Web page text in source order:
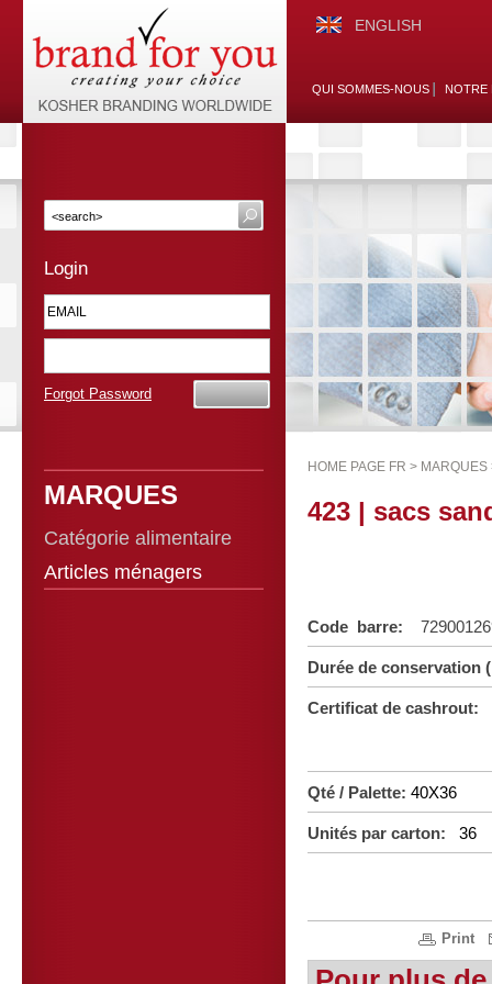
ENGLISH
QUI SOMMES-NOUS NOTRE
Login
Forgot Password
MARQUES
Catégorie alimentaire
Articles ménagers
HOME PAGE FR > MARQUES
423 | sacs
Code barre:
Durée de conservation
Certificat de cashrout:
Qté / Palette: 40X36
Unités par carton: 36
Print